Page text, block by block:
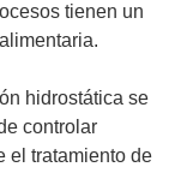
tienen un
hidrostática se
controlar
el tratamiento de